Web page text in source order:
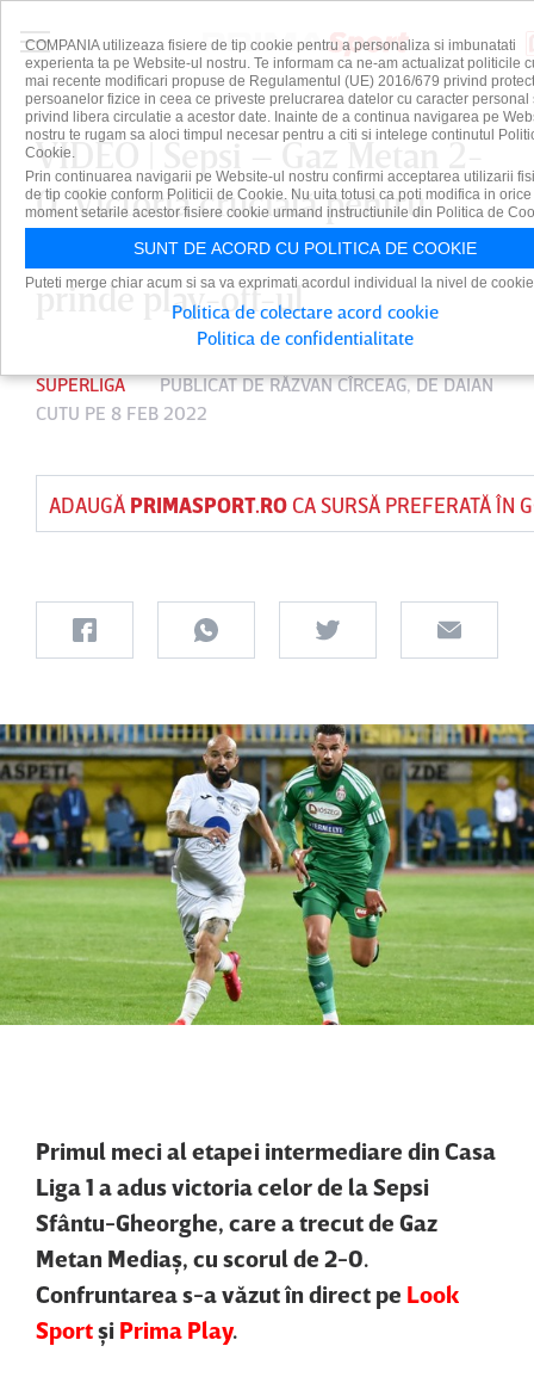
VIDEO | Sepsi – Gaz Metan 2-
0. Victoria crucială pentru
covăsneni, în încercarea de a
prinde play-off-ul
SUPERLIGA PUBLICAT DERĂZVAN CÎRCEAG, DEDAIAN
CUTU PE 8 FEB 2022
ADAUGĂ PRIMASPORT.ROCA SURSĂ PREFERATĂ ÎN
Primul meci al etapei intermediare din Casa
Liga 1 a adus victoria celor de la Sepsi
Sfântu-Gheorghe, care a trecut de Gaz
Metan Mediaş, cu scorul de 2-0.
Confruntarea s-a văzut în direct pe Look
Sportşi Prima Play.
COMPANIA utilizeaza fisiere de tip cookie pentru a personaliza si imbunatati
experienta ta pe Website-ul nostru. Te informam ca ne-am actualizat politicile
mai recente modificari propuse de Regulamentul (UE) 2016/679 privind
persoanelor fizice in ceea ce priveste prelucrarea datelor cu caracter personal
privind libera circulatie a acestor date. Inainte de a continua navigarea pe
nostru te rugam sa aloci timpul necesar pentru a citi si intelege continutul
Cookie.
Prin continuarea navigarii pe Website-ul nostru confirmi acceptarea utilizarii
de tip cookie conform Politicii de Cookie. Nu uita totusi ca poti modifica in orice
moment setarile acestor fisiere cookie urmand instructiunile din Politica de
SUNT DE ACORD CU POLITICA DE COOKIE
Puteti merge chiar acum si sa va exprimati acordul individual la nivel de
Politica de colectare acord cookie
Politica de confidentialitate